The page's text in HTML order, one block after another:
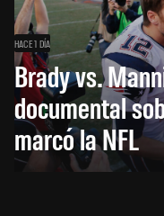
HACE 1 DÍA
Brady vs.
documental
marcó la NFL